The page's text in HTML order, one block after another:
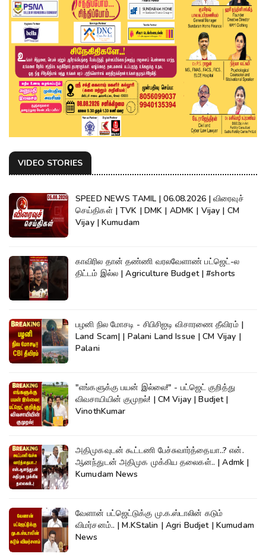
VIDEO STORIES
SPEED NEWS TAMIL | 06.08.2026 | விரைவுச்
செய்திகள் | TVK | DMK | ADMK | Vijay | CM
Vijay | Kumudam
காவிரில தான் தண்ணி வரலவேளாண் பட்ஜெட்-ல
திட்டம் இல்ல | Agriculture Budget | #shorts
பழனி நில மோசடி - சிபிசிஐடி விசாரணை தீவிரம் |
Land Scam| | Palani Land Issue | CM Vijay |
Palani
"எங்களுக்கு பயன் இல்லை!" - பட்ஜெட் குறித்து
விவசாயியின் குமுறல்! | CM Vijay | Budjet |
VinothKumar
அதிமுகவுடன் கூட்டணி பேச்சுவார்த்தையா..? என்.
ஆனந்துடன் அதிமுக முக்கிய தலைகள்.. | Admk |
Kumudam News
வேளான் பட்ஜெட்டுக்கு மு.க.ஸ்டாலின் கடும்
விமர்சனம்.. | M.KStalin | Agri Budjet | Kumudam
News